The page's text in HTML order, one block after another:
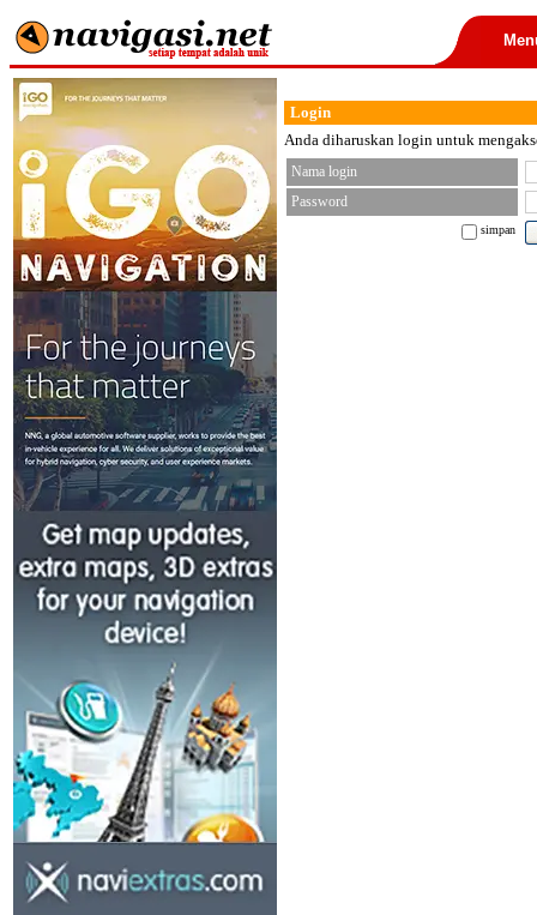
Login
Anda diharuskan login untuk
Nama login
Password
simpan